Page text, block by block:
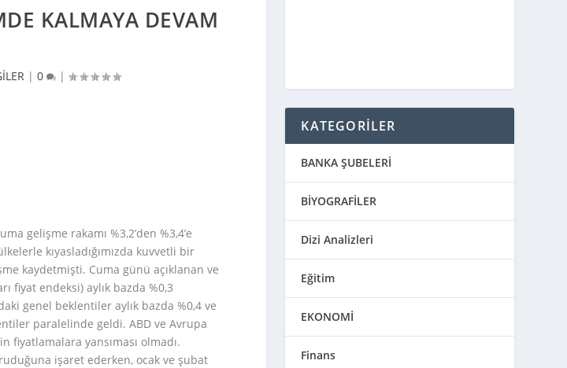
KALMAYA DEVAM
| 0 |
gelişme rakamı %3,2’den %3,4’e
kıyasladığımızda kuvvetli bir
kaydetmişti. Cuma günü açıklanan ve
fiyat endeksi) aylık bazda %0,3
genel beklentiler aylık bazda %0,4 ve
paralelinde geldi. ABD ve Avrupa
fiyatlamalara yansıması olmadı.
işaret ederken, ocak ve şubat
KATEGORİLER
BANKA ŞUBELERİ
BİYOGRAFİLER
Dizi Analizleri
Eğitim
EKONOMİ
Finans